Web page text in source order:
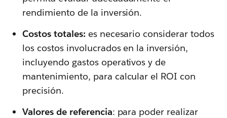
rendimiento de la inversión.
Costos totales: es necesario considerar todos
los costos involucrados en la inversión,
incluyendo gastos operativos y de
mantenimiento, para calcular el ROI con
precisión.
Valores de referencia: para poder realizar